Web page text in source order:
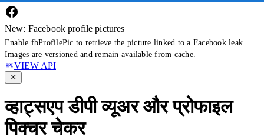
New: Facebook profile pictures
Enable fbProfilePic to retrieve the picture linked to a Facebook leak.
Images are versioned and remain available from cache.
VIEW API
व्हाट्सएप डीपी व्यूअर और प्रोफाइल
पिक्चर चेकर